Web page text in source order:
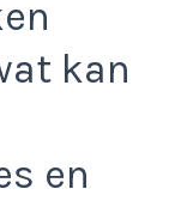
kan
en